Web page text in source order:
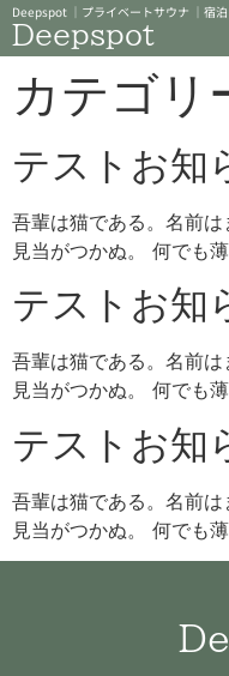
Deepspot ｜プライベートサウナ ｜宿
Deepspot
カテゴリ
テストお知
吾輩は猫である。名前
見当がつかぬ。 何でも
テストお知
吾輩は猫である。名前
見当がつかぬ。 何でも
テストお知
吾輩は猫である。名前
見当がつかぬ。 何でも